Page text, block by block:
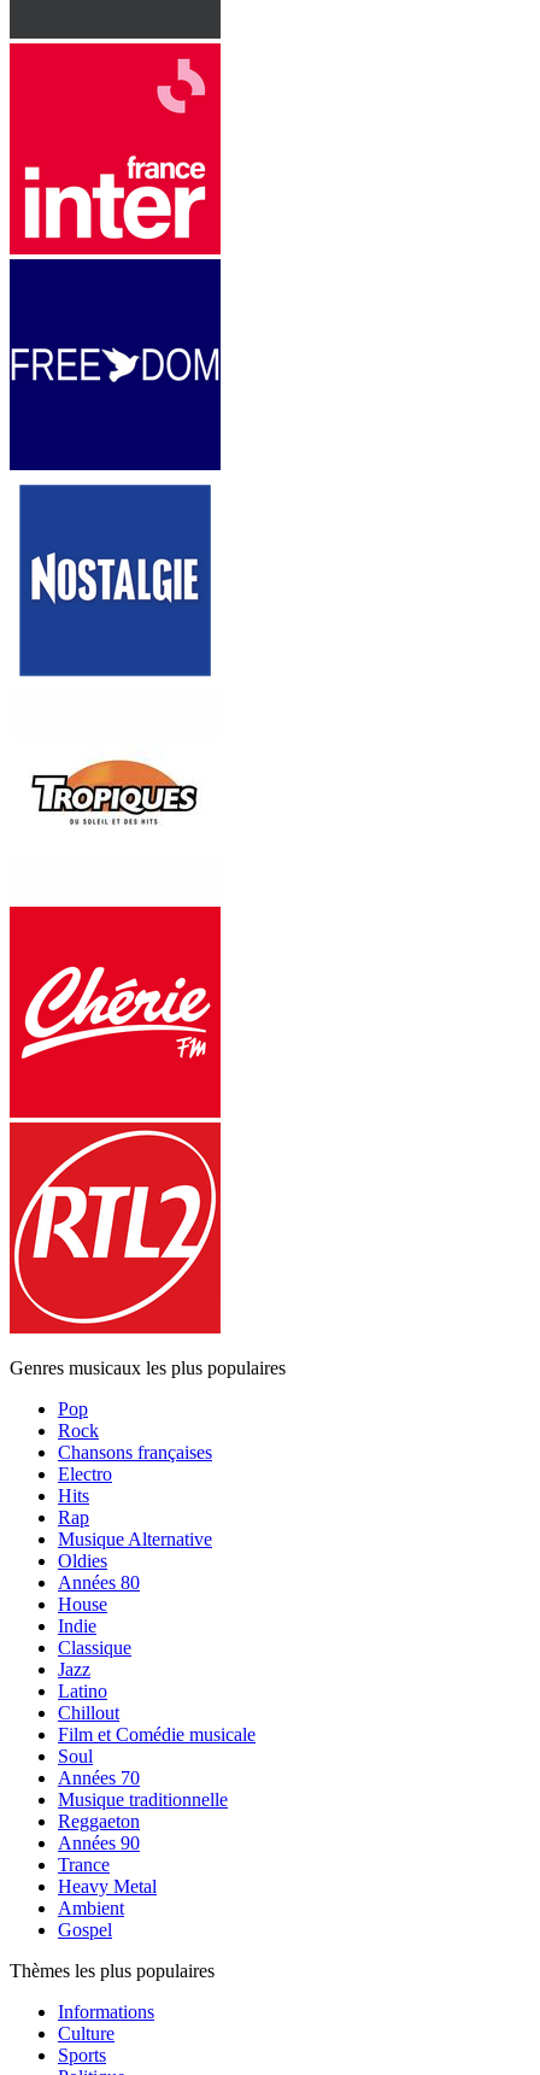
Genres musicaux les plus populaires
Pop
Rock
Chansons françaises
Electro
Hits
Rap
Musique Alternative
Oldies
Années 80
House
Indie
Classique
Jazz
Latino
Chillout
Film et Comédie musicale
Soul
Années 70
Musique traditionnelle
Reggaeton
Années 90
Trance
Heavy Metal
Ambient
Gospel
Thèmes les plus populaires
Informations
Culture
Sports